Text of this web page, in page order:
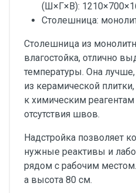
(Ш×Г×В):
Столешница:
Столешница из
влагостойка, отлично
температуры. Она
из керамической
к химическим реагентам
отсутствия швов.
Надстройка позволяет
нужные реактивы и
рядом с рабочим
а высота 80 см.